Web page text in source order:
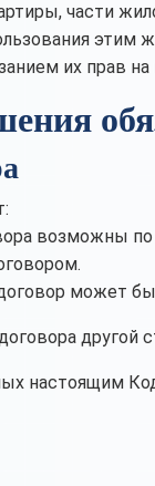
части
их прав
возможны
может
другой
настоящим